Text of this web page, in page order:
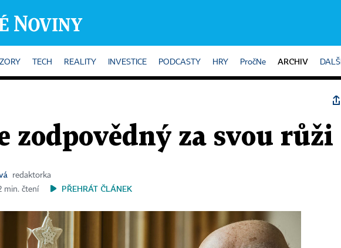
TECH REALITY INVESTICE PODCASTY HRY PročNe ARCHIV DALŠÍ
zodpovědný za svou růži
redaktorka
min. čtení
PŘEHRÁT ČLÁNEK